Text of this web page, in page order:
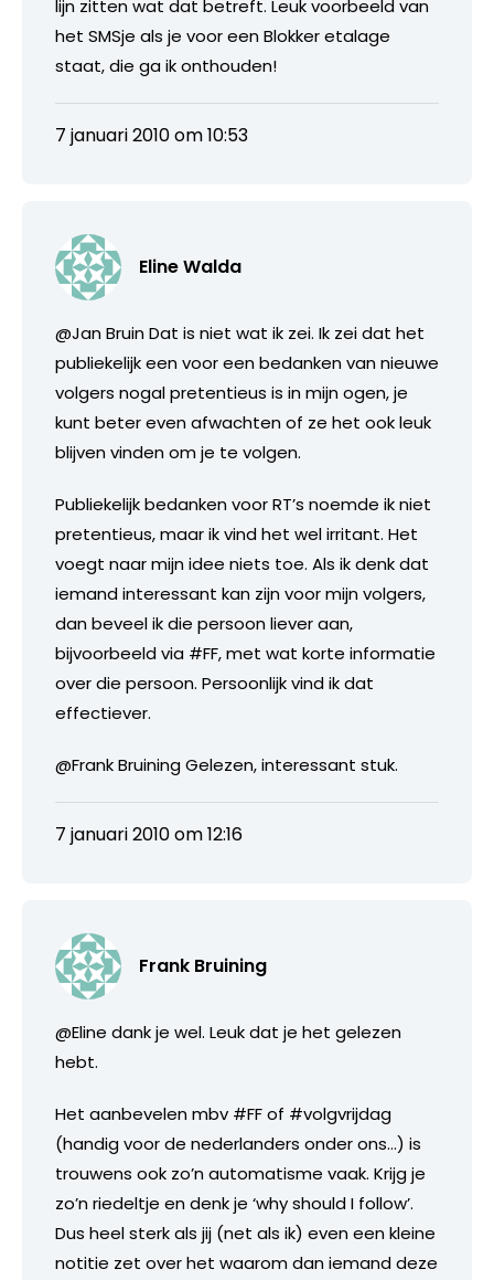
lijn zitten wat dat betreft. Leuk voorbeeld van
het SMSje als je voor een Blokker etalage
staat, die ga ik onthouden!
7 januari 2010 om 10:53
Eline Walda
@Jan Bruin Dat is niet wat ik zei. Ik zei dat het
publiekelijk een voor een bedanken van nieuwe
volgers nogal pretentieus is in mijn ogen, je
kunt beter even afwachten of ze het ook leuk
blijven vinden om je te volgen.
Publiekelijk bedanken voor RT’s noemde ik niet
pretentieus, maar ik vind het wel irritant. Het
voegt naar mijn idee niets toe. Als ik denk dat
iemand interessant kan zijn voor mijn volgers,
dan beveel ik die persoon liever aan,
bijvoorbeeld via #FF, met wat korte informatie
over die persoon. Persoonlijk vind ik dat
effectiever.
@Frank Bruining Gelezen, interessant stuk.
7 januari 2010 om 12:16
Frank Bruining
@Eline dank je wel. Leuk dat je het gelezen
hebt.
Het aanbevelen mbv #FF of #volgvrijdag
(handig voor de nederlanders onder ons…) is
trouwens ook zo’n automatisme vaak. Krijg je
zo’n riedeltje en denk je ‘why should I follow’.
Dus heel sterk als jij (net als ik) even een kleine
notitie zet over het waarom dan iemand deze